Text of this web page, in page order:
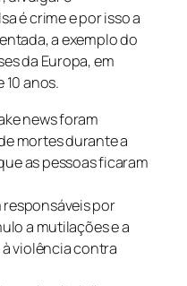
é crime e por isso a
a exemplo do
da Europa, em
anos.
news foram
mortes durante a
as pessoas ficaram
responsáveis por
a mutilações e a
violência contra